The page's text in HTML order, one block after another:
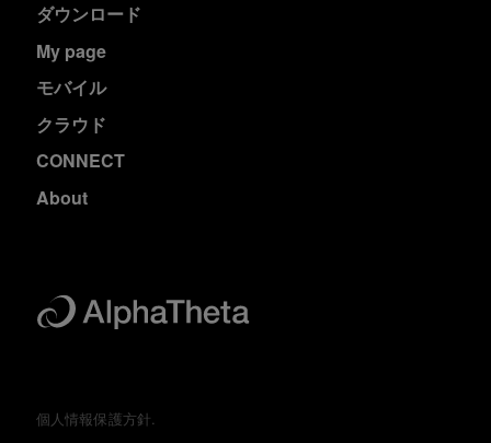
ダウンロード
My page
モバイル
クラウド
CONNECT
About
個人情報保護方針.